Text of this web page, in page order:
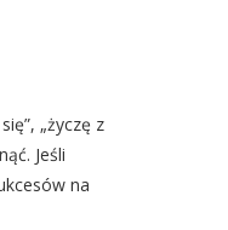
„życzę z
Jeśli
na